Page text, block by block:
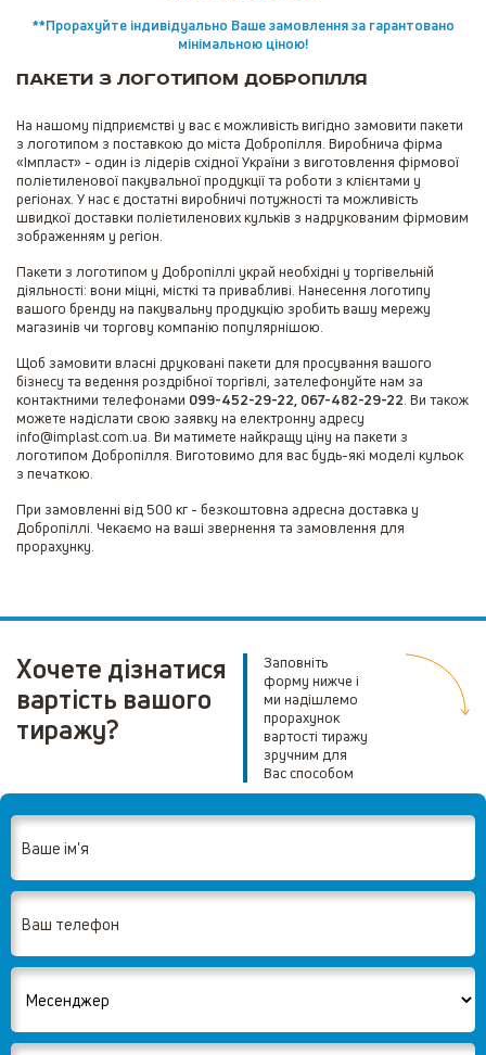
**Прорахуйте індивідуально Ваше замовлення за гарантовано
мінімальною ціною!
Пакети з логотипом Добропілля
На нашому підприємстві у вас є можливість вигідно замовити пакети
з логотипом з поставкою до міста Добропілля. Виробнича фірма
«Імпласт» - один із лідерів східної України з виготовлення фірмової
поліетиленової пакувальної продукції та роботи з клієнтами у
регіонах. У нас є достатні виробничі потужності та можливість
швидкої доставки поліетиленових кульків з надрукованим фірмовим
зображенням у регіон.
Пакети з логотипом у Добропіллі украй необхідні у торгівельній
діяльності: вони міцні, місткі та привабливі. Нанесення логотипу
вашого бренду на пакувальну продукцію зробить вашу мережу
магазинів чи торгову компанію популярнішою.
Щоб замовити власні друковані пакети для просування вашого
бізнесу та ведення роздрібної торгівлі, зателефонуйте нам за
контактними телефонами 099-452-29-22, 067-482-29-22. Ви також
можете надіслати свою заявку на електронну адресу
info@implast.com.ua. Ви матимете найкращу ціну на пакети з
логотипом Добропілля. Виготовимо для вас будь-які моделі кульок
з печаткою.
При замовленні від 500 кг - безкоштовна адресна доставка у
Добропіллі. Чекаємо на ваші звернення та замовлення для
прорахунку.
Хочете дізнатися
вартість вашого
тиражу?
Заповніть
форму нижче і
ми надішлемо
прорахунок
вартості тиражу
зручним для
Вас способом